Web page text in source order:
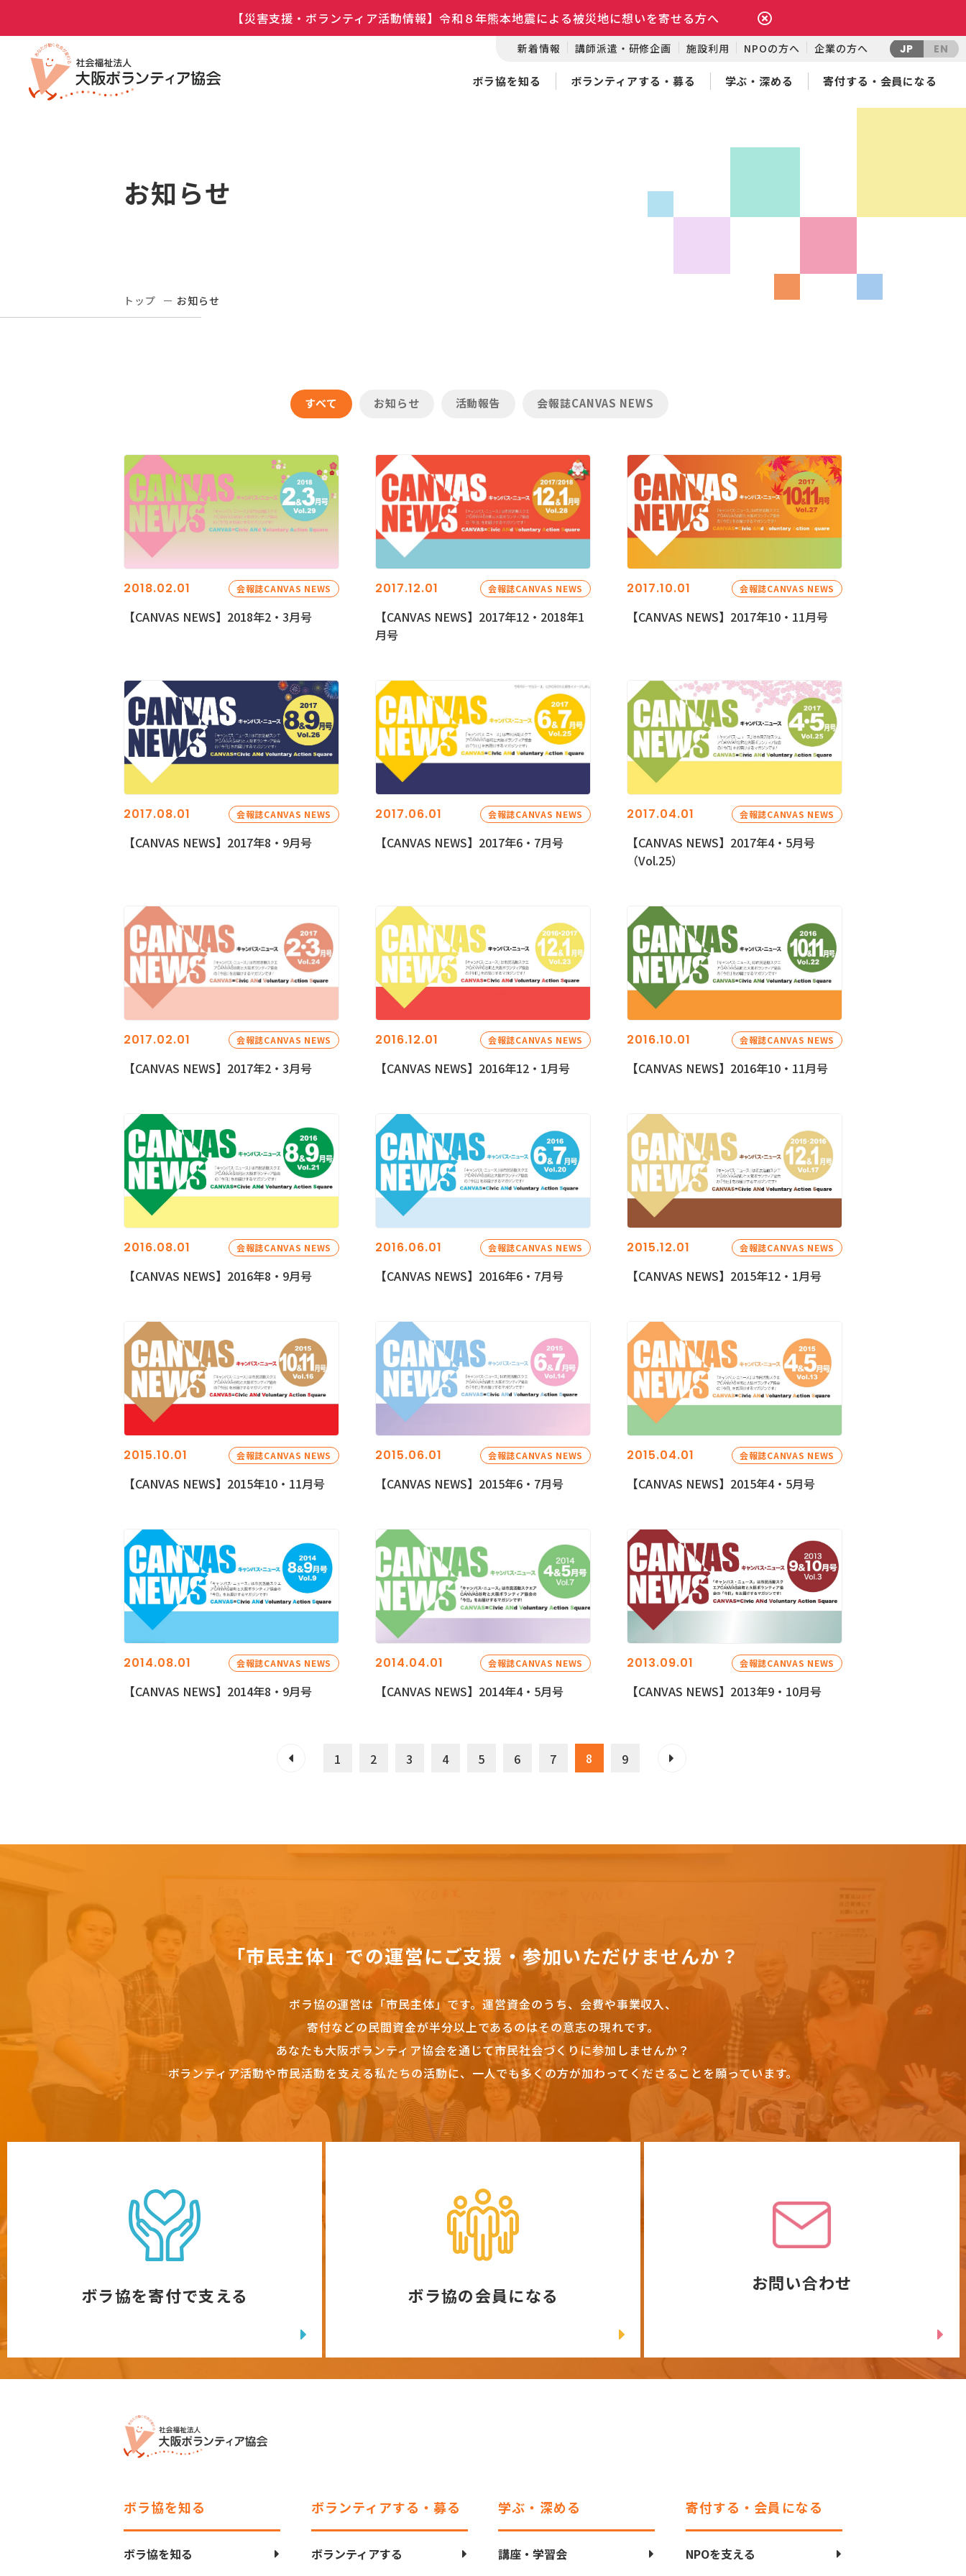
【災害支援・ボランティア活動情報】令和８年熊本地震による被災地に想いを寄せる方へ
新着情報 講師派遣・研修企画 施設利用 NPOの方へ 企業の方へ JP EN
ボラ協を知る ボランティアする・募る 学ぶ・深める 寄付する・会員になる
お知らせ
トップ お知らせ
すべて お知らせ 活動報告 会報誌CANVAS NEWS
2018.02.01 会報誌CANVAS NEWS
【CANVAS NEWS】2018年2・3月号
2017.12.01 会報誌CANVAS NEWS
【CANVAS NEWS】2017年12・2018年1
月号
2017.10.01 会報誌CANVAS NEWS
【CANVAS NEWS】2017年10・11月号
2017.08.01 会報誌CANVAS NEWS
【CANVAS NEWS】2017年8・9月号
2017.06.01 会報誌CANVAS NEWS
【CANVAS NEWS】2017年6・7月号
2017.04.01 会報誌CANVAS NEWS
【CANVAS NEWS】2017年4・5月号
（Vol.25）
2017.02.01 会報誌CANVAS NEWS
【CANVAS NEWS】2017年2・3月号
2016.12.01 会報誌CANVAS NEWS
【CANVAS NEWS】2016年12・1月号
2016.10.01 会報誌CANVAS NEWS
【CANVAS NEWS】2016年10・11月号
2016.08.01 会報誌CANVAS NEWS
【CANVAS NEWS】2016年8・9月号
2016.06.01 会報誌CANVAS NEWS
【CANVAS NEWS】2016年6・7月号
2015.12.01 会報誌CANVAS NEWS
【CANVAS NEWS】2015年12・1月号
2015.10.01 会報誌CANVAS NEWS
【CANVAS NEWS】2015年10・11月号
2015.06.01 会報誌CANVAS NEWS
【CANVAS NEWS】2015年6・7月号
2015.04.01 会報誌CANVAS NEWS
【CANVAS NEWS】2015年4・5月号
2014.08.01 会報誌CANVAS NEWS
【CANVAS NEWS】2014年8・9月号
2014.04.01 会報誌CANVAS NEWS
【CANVAS NEWS】2014年4・5月号
2013.09.01 会報誌CANVAS NEWS
【CANVAS NEWS】2013年9・10月号
1 2 3 4 5 6 7 8 9
「市民主体」での運営にご支援・参加いただけませんか？
ボラ協の運営は「市民主体」です。 運営資金のうち、会費や事業収入、
寄付などの民間資金が半分以上であるのはその意志の現れです。
あなたも大阪ボランティア協会を通じて市民社会づくりに参加しませんか？
ボランティア活動や市民活動を支える私たちの活動に、一人でも多くの方が加わってくださることを願っています。
ボラ協を寄付で支える ボラ協の会員になる
お問い合わせ
ボラ協を知る
ボラ協を知る
ボランティアする・募る
ボランティアする
学ぶ・深める
講座・学習会
寄付する・会員になる
NPOを支える